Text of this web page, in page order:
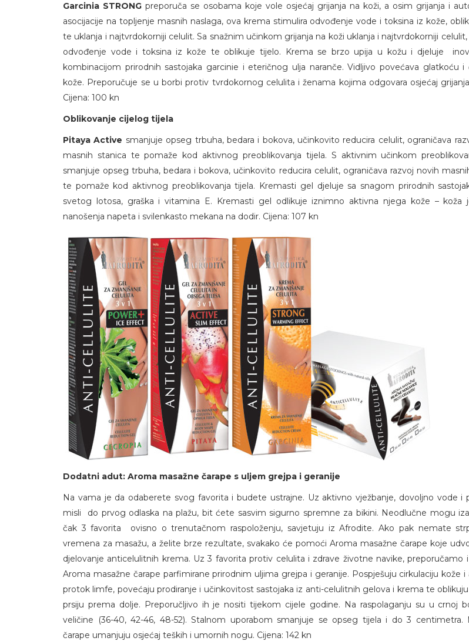
Garcinia STRONG preporuča se osobama koje vole osjećaj grijanja na koži, a osim grijanja i
asocijacije na topljenje masnih naslaga, ova krema stimulira odvođenje vode i toksina iz kože,
te uklanja i najtvrdokorniji celulit. Sa snažnim učinkom grijanja na koži uklanja i najtvrdokorniji
odvođenje vode i toksina iz kože te oblikuje tijelo. Krema se brzo upija u kožu i djeluje
kombinacijom prirodnih sastojaka garcinie i eteričnog ulja naranče. Vidljivo povećava glatkoću i
kože. Preporučuje se u borbi protiv tvrdokornog celulita i ženama kojima odgovara osjećaj
Cijena: 100 kn
Oblikovanje cijelog tijela
Pitaya Active smanjuje opseg trbuha, bedara i bokova, učinkovito reducira celulit, ograničava
masnih stanica te pomaže kod aktivnog preoblikovanja tijela. S aktivnim učinkom
smanjuje opseg trbuha, bedara i bokova, učinkovito reducira celulit, ograničava razvoj novih
te pomaže kod aktivnog preoblikovanja tijela. Kremasti gel djeluje sa snagom prirodnih
svetog lotosa, graška i vitamina E. Kremasti gel odlikuje iznimno aktivna njega kože – koža
nanošenja napeta i svilenkasto mekana na dodir. Cijena: 107 kn
Dodatni adut: Aroma masažne čarape s uljem grejpa i geranije
Na vama je da odaberete svog favorita i budete ustrajne. Uz aktivno vježbanje, dovoljno vode i
misli do prvog odlaska na plažu, bit ćete sasvim sigurno spremne za bikini. Neodlučne mogu
čak 3 favorita ovisno o trenutačnom raspoloženju, savjetuju iz Afrodite. Ako pak nemate
vremena za masažu, a želite brze rezultate, svakako će pomoći Aroma masažne čarape koje
djelovanje anticelulitnih krema. Uz 3 favorita protiv celulita i zdrave životne navike, preporučamo
Aroma masažne čarape parfimirane prirodnim uljima grejpa i geranije. Pospješuju cirkulaciju kože i
protok limfe, povećaju prodiranje i učinkovitost sastojaka iz anti-celulitnih gelova i krema te
prsiju prema dolje. Preporučljivo ih je nositi tijekom cijele godine. Na raspolaganju su u crnoj
veličine (36-40, 42-46, 48-52). Stalnom uporabom smanjuje se opseg tijela i do 3 centimetra.
čarape umanjuju osjećaj teških i umornih nogu. Cijena: 142 kn